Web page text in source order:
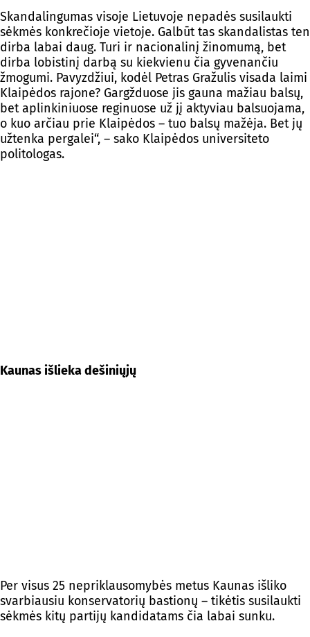
Skandalingumas visoje Lietuvoje nepadės susilaukti
sėkmės konkrečioje vietoje. Galbūt tas skandalistas ten
dirba labai daug. Turi ir nacionalinį žinomumą, bet
dirba lobistinį darbą su kiekvienu čia gyvenančiu
žmogumi. Pavyzdžiui, kodėl Petras Gražulis visada laimi
Klaipėdos rajone? Gargžduose jis gauna mažiau balsų,
bet aplinkiniuose reginuose už jį aktyviau balsuojama,
o kuo arčiau prie Klaipėdos – tuo balsų mažėja. Bet jų
užtenka pergalei“, – sako Klaipėdos universiteto
politologas.
Kaunas išlieka dešiniųjų
Per visus 25 nepriklausomybės metus Kaunas išliko
svarbiausiu konservatorių bastionų – tikėtis susilaukti
sėkmės kitų partijų kandidatams čia labai sunku.